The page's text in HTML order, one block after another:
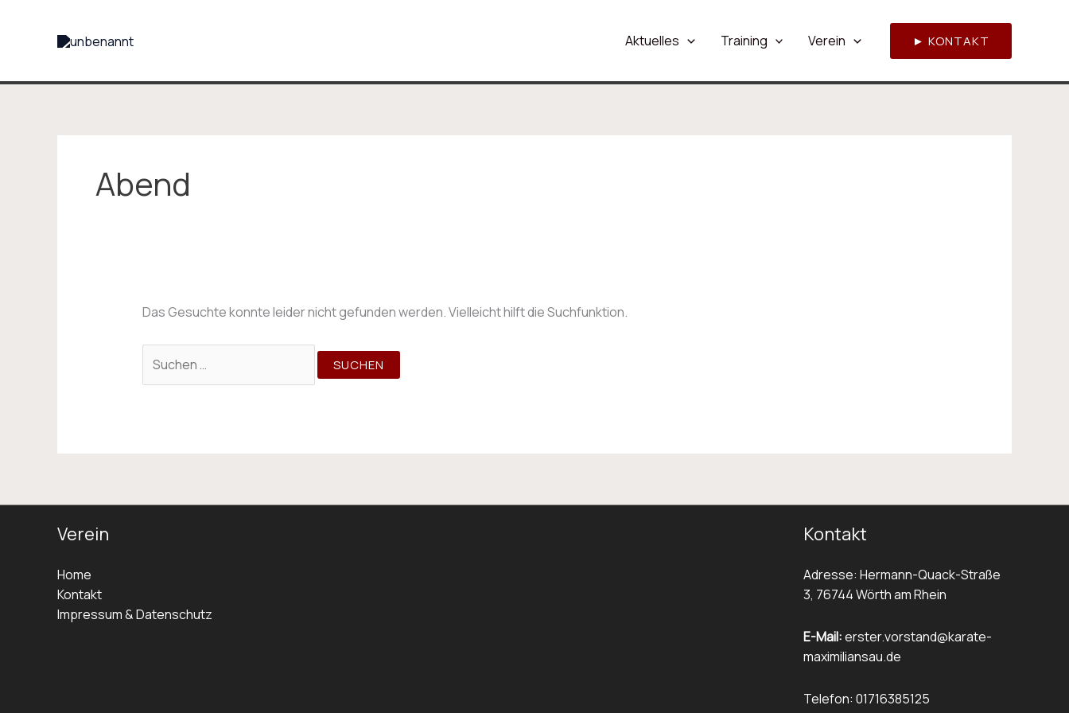
Aktuelles Training Verein ► KONTAKT
Abend
Das Gesuchte konnte leider nicht gefunden werden. Vielleicht hilft die Suchfunktion.
Verein
Home
Kontakt
Impressum & Datenschutz
Kontakt
Adresse: Hermann-Quack-Straße
3, 76744 Wörth am Rhein
E-Mail:erster.vorstand@karate-
maximiliansau.de
Telefon: 01716385125